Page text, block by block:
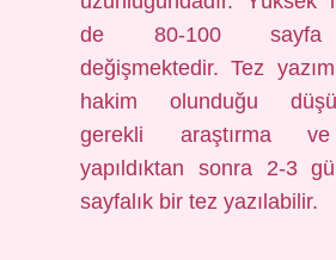
de 80-100 sayfa
değişmektedir. Tez
hakim olunduğu
gerekli araştırma
yapıldıktan sonra 2-3
sayfalık bir tez yazılabilir.